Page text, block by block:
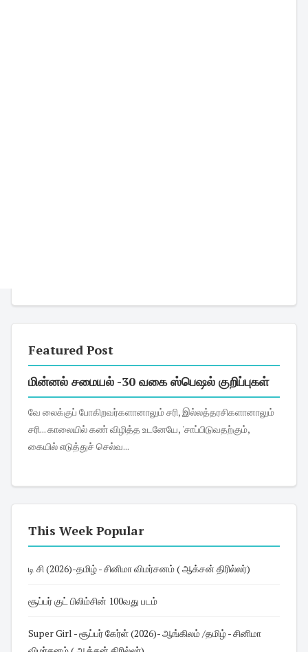
Featured Post
மின்னல் சமையல் -30 வகை ஸ்பெஷல் குறிப்புகள்
வே லைக்குப் போகிறவர்களானாலும் சரி, இல்லத்தரசிகளானாலும்
சரி... காலையில் கண் விழித்த உடனேயே, 'சாப்பிடுவதற்கும்,
கையில் எடுத்துச் செல்வ...
This Week Popular
டி சி (2026)-தமிழ் - சினிமா விமர்சனம் ( ஆக்சன் திரில்லர்)
சூப்பர் குட் பிலிம்சின் 100வது படம்
Super Girl - சூப்பர் கேர்ள் (2026)- ஆங்கிலம் /தமிழ் - சினிமா